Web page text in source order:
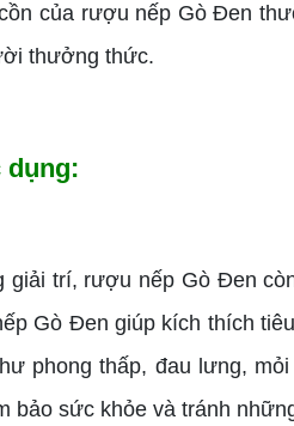
của rượu nếp Gò Đen
thưởng thức.
dụng:
trí, rượu nếp Gò Đen
Gò Đen giúp kích thích
phong thấp, đau lưng,
bảo sức khỏe và tránh